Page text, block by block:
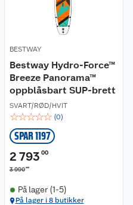
BESTWAY
Bestway Hydro-Force™
Breeze Panorama™
oppblåsbart SUP-brett
SVART/RØD/HVIT
☆☆☆☆☆ (0)
SPAR 1197
2 793 00
3 99000
På lager (1-5)
På lager i 8 butikker